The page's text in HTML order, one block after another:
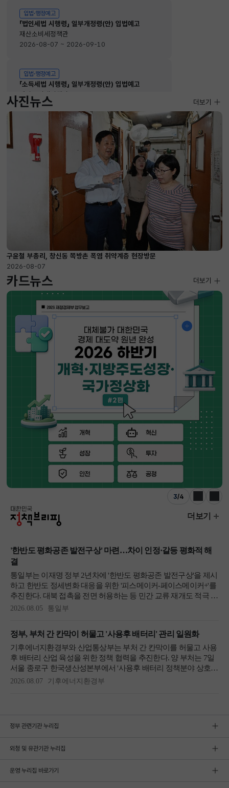
입법·행정예고
「법인세법 시행령」 일부개정령(안) 입법예고
재산소비세정책관
2026-08-07 ~ 2026-09-10
입법·행정예고
「소득세법 시행령」 일부개정령(안) 입법예고
재산소비세정책관
2026-08-07 ~ 2026-09-10
사진뉴스
구윤철 부총리, 창신동 쪽방촌 폭염 취약계층 현장방문
2026-08-07
사진뉴스
더보기
카드뉴스
3/4
이전 다음
더보기
정부 관련기관 누리집
외청 및 유관기관 누리집
운영 누리집 바로가기